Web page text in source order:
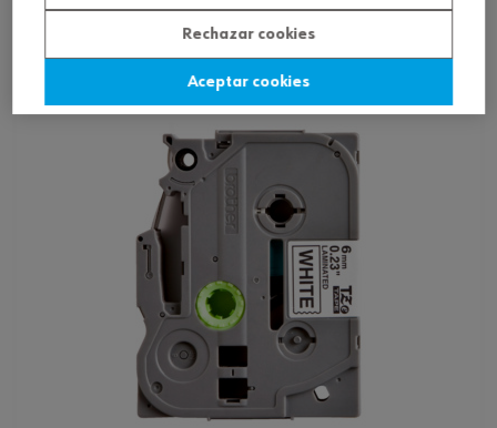
Loading...
Ver producto
Rechazar cookies
Aceptar cookies